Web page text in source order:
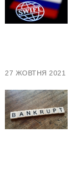
27 ЖОВТНЯ 2021